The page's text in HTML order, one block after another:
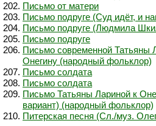
Письмо от матери
Письмо подруге (Суд идёт, и
Письмо подруге (Людмила
Письмо подруге
Письмо современной Татьяны
Онегину (народный фольклор)
Письмо солдата
Письмо солдата
Письмо Татьяны Лариной к
вариант) (народный фольклор)
Питерская песня (Сл./муз.